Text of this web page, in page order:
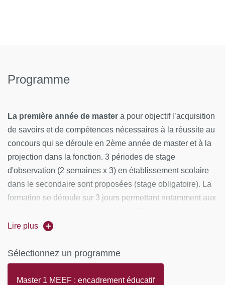
Programme
La première année de master a pour objectif l’acquisition
de savoirs et de compétences nécessaires à la réussite au
concours qui se déroule en 2ème année de master et à la
projection dans la fonction. 3 périodes de stage
d'observation (2 semaines x 3) en établissement scolaire
dans le secondaire sont proposées (stage obligatoire). La
formation se déroule sur 3 jours permettant notamment aux
en parallèle de leurs études.
La deuxième année de master
les expériences professionnelles du stage en
responsabilité (12 semaines) en relation avec des savoirs
Lire plus
Sélectionnez un programme
Master 1 MEEF : encadrement éducatif